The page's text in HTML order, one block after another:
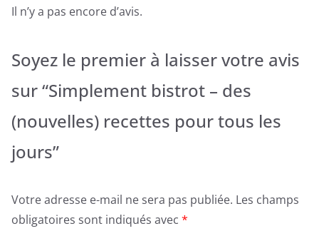
Il n’y a pas encore d’avis.
Soyez le premier à laisser votre avis
sur “Simplement bistrot – des
(nouvelles) recettes pour tous les
jours”
Votre adresse e-mail ne sera pas publiée. Les champs
obligatoires sont indiqués avec *